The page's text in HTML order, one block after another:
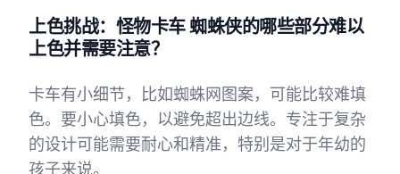
上色挑战：怪物卡车 蜘蛛侠的哪些部分难以
上色并需要注意？
卡车有小细节，比如蜘蛛网图案，可能比较难填
色。要小心填色，以避免超出边线。专注于复杂
的设计可能需要耐心和精准，特别是对于年幼的
孩子来说。